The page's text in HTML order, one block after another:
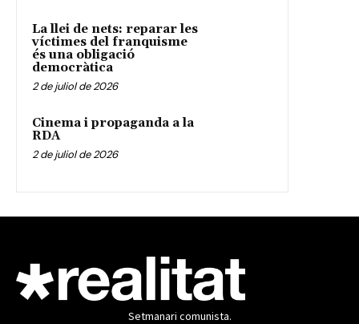
La llei de nets: reparar les
víctimes del franquisme
és una obligació
democràtica
2 de juliol de 2026
Cinema i propaganda a la
RDA
2 de juliol de 2026
Setmanari comunista.